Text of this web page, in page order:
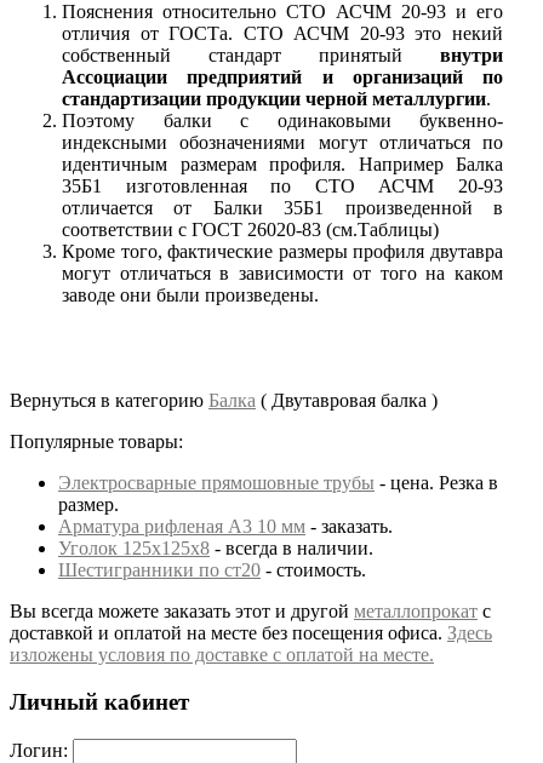
Пояснения относительно СТО АСЧМ 20-93 и его
отличия от ГОСТа. СТО АСЧМ 20-93 это некий
собственный стандарт принятый внутри
Ассоциации предприятий и организаций по
стандартизации продукции черной металлургии.
Поэтому балки с одинаковыми буквенно-
индексными обозначениями могут отличаться по
идентичным размерам профиля. Например Балка
35Б1 изготовленная по СТО АСЧМ 20-93
отличается от Балки 35Б1 произведенной в
соответствии с ГОСТ 26020-83 (см.Таблицы)
Кроме того, фактические размеры профиля двутавра
могут отличаться в зависимости от того на каком
заводе они были произведены.
Вернуться в категорию Балка ( Двутавровая балка )
Популярные товары:
Электросварные прямошовные трубы - цена. Резка в
размер.
Арматура рифленая А3 10 мм - заказать.
Уголок 125х125х8 - всегда в наличии.
Шестигранники по ст20 - стоимость.
Вы всегда можете заказать этот и другой металлопрокат с
доставкой и оплатой на месте без посещения офиса. Здесь
изложены условия по доставке с оплатой на месте.
Личный кабинет
Логин: